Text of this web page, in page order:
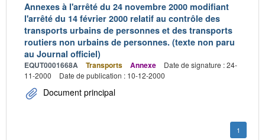
Annexes à l'arrêté du 24 novembre 2000 modifiant
l'arrêté du 14 février 2000 relatif au contrôle des
transports urbains de personnes et des transports
routiers non urbains de personnes. (texte non paru
au Journal officiel)
EQUT0001668A Transports Annexe
Date de signature : 24-
11-2000
Date de publication : 10-12-2000
Document principal
1